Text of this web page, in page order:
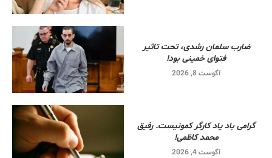
ضارب سلمان رشدی، تحت تاثیر
فتوای خمینی بود!
آگوست 8, 2026
گرامی باد یاد کارگر کمونیست. رفیق
محمد کاظمی!
آگوست 4, 2026